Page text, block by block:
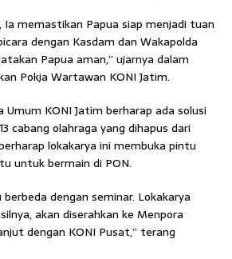
Ia memastikan Papua siap menjadi tuan
dengan Kasdam dan Wakapolda
Papua aman,” ujarnya dalam
Pokja Wartawan KONI Jatim.
KONI Jatim berharap ada solusi
cabang olahraga yang dihapus dari
lokakarya ini membuka pintu
untuk bermain di PON.
dengan seminar. Lokakarya
akan diserahkan ke Menpora
dengan KONI Pusat,” terang